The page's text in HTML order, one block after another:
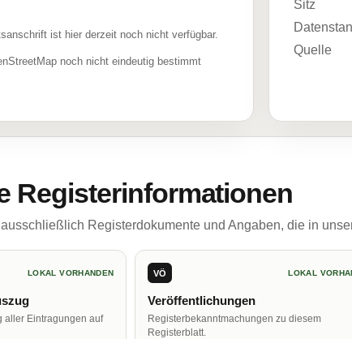
ist hier derzeit noch nicht verfügbar.
noch nicht eindeutig bestimmt
Sitz
Quelle
Registerinformationen
Registerdokumente und Angaben, die in
LOKAL VORHANDEN
aller Eintragungen auf
VÖ LOKAL
Veröffentlichungen
Registerbekanntmachungen zu diesem
Registerblatt.